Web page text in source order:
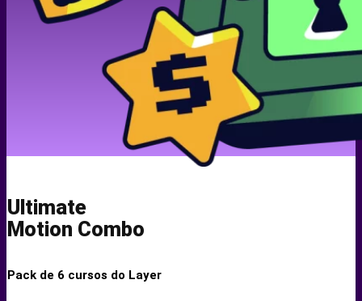
Ultimate
Motion Combo
Pack de 6 cursos do Layer